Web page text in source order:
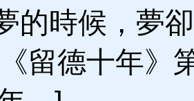
的時候，夢
留德十年》